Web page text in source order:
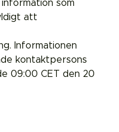
som
att
Informationen
kontaktpersons
09:00 CET den 20